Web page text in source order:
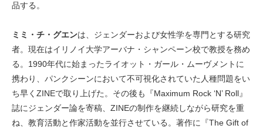
品する。
ミミ・チ・グエンは、ジェンダーおよび女性学を専門とする研究
者。現在はイリノイ大学アーバナ・シャンペーン校で教授を務め
る。1990年代に始まったライオット・ガール・ムーヴメントに
携わり、パンクシーンにおいて不可視化されていた人種問題をい
ち早くZINEで取り上げた。その後も『Maximum Rock ‘N’ Roll』
誌にジェンダー論を寄稿、ZINEの制作を継続しながら研究を重
ね、教育活動と作家活動を並行させている。著作に『The Gift of